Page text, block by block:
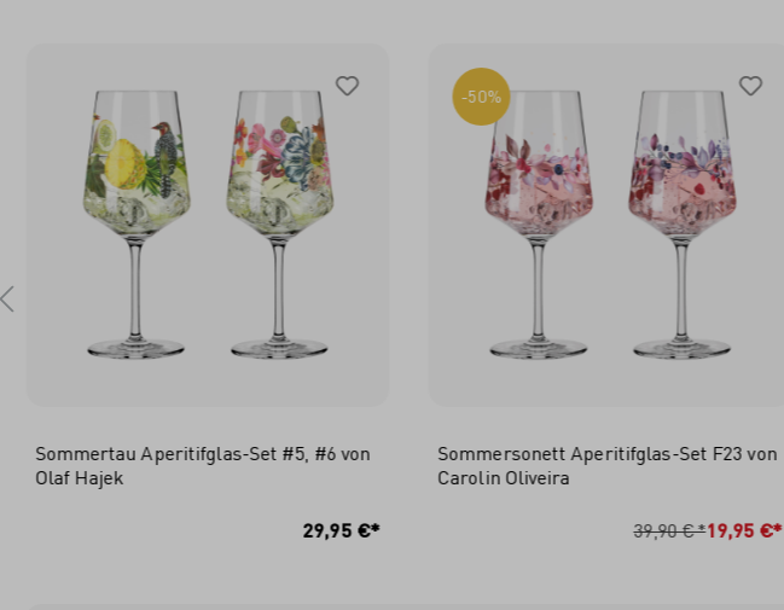
Sommertau Aperitifglas-Set #5, #6 von
Olaf Hajek
29,95 €*
-50%
Sommersonett Aperitifglas-Set F23 von
Carolin Oliveira
39,90 €*19,95 €*